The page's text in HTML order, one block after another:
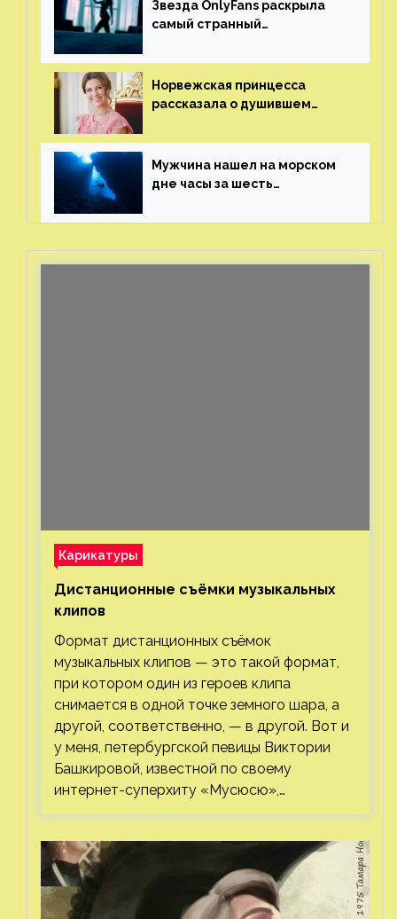
Звезда OnlyFans раскрыла
самый странный
от фаната
Норвежская принцесса
рассказала о душившем
генерала
Мужчина нашел на морском
дне часы за шесть
с помощью пластиковых
Карикатуры
Дистанционные съёмки музыкальных
клипов⁠⁠
Формат дистанционных съёмок
музыкальных клипов — это такой формат,
при котором один из героев клипа
снимается в одной точке земного шара, а
другой, соответственно, — в другой. Вот и
у меня, петербургской певицы Виктории
Башкировой, известной по своему
интернет-суперхиту «Мусюсю»,…